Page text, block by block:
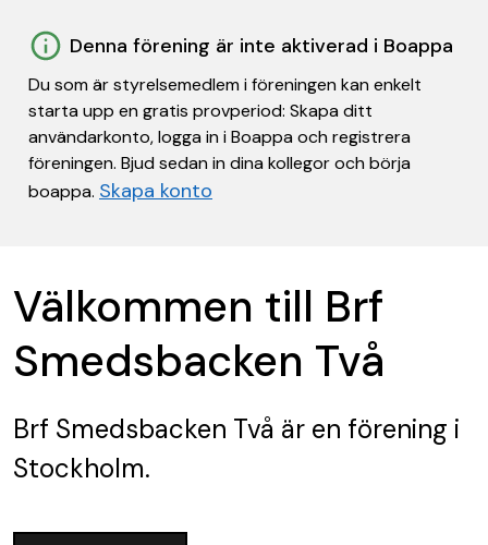
Denna förening är inte aktiverad i Boappa
Du som är styrelsemedlem i föreningen kan enkelt
starta upp en gratis provperiod: Skapa ditt
användarkonto, logga in i Boappa och registrera
föreningen. Bjud sedan in dina kollegor och börja
boappa. Skapa konto
Välkommen till Brf
Smedsbacken Två
Brf Smedsbacken Två är en förening i
Stockholm.